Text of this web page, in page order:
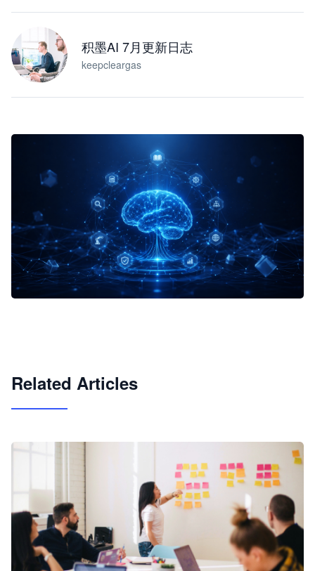
积墨AI 7月更新日志
keepcleargas
Related Articles